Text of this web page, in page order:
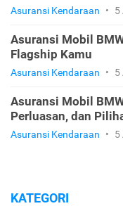
Asuransi Kendaraan • 5
Asuransi Mobil
Flagship Kamu
Asuransi Kendaraan • 5
Asuransi Mobil
Perluasan, dan
Asuransi Kendaraan • 5
KATEGORI